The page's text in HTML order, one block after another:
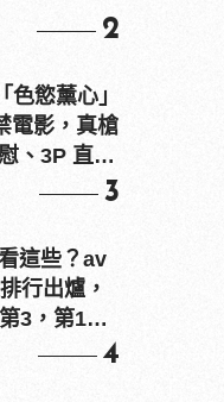
2
色慾薰心」
電影，真槍
、3P 直接
3
這些？av
行出爐，
3，第1名
4